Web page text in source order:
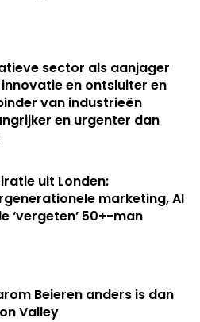
sector als aanjager
en ontsluiter en
van industrieën
en urgenter dan
uit Londen:
marketing, AI
‘vergeten’ 50+-man
Beieren anders is dan
Valley